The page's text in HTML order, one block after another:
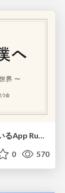
拝啓、あの夏の僕へ〜あなたも知っているApp Runnerの世界〜
0 570